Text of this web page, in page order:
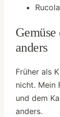
anders
Früher als
nicht. Mein
und dem
anders.